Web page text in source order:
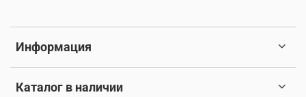
Информация
Каталог в наличии